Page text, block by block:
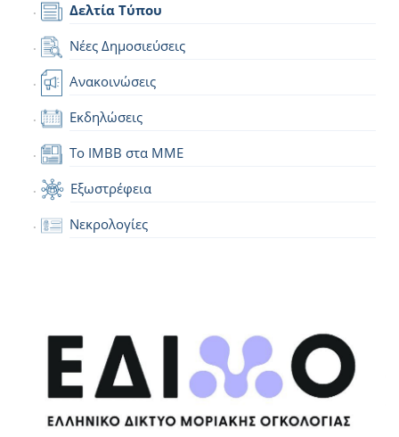
Δελτία Τύπου
Νέες Δημοσιεύσεις
Ανακοινώσεις
Εκδηλώσεις
Το IMBB στα ΜΜΕ
Εξωστρέφεια
Νεκρολογίες